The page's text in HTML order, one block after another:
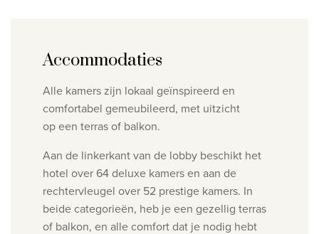
Accommodaties
Alle kamers zijn lokaal geïnspireerd en
comfortabel gemeubileerd, met uitzicht
opeen terras of balkon.
Aan de linkerkant van de lobby beschikt het
hotel over 64 deluxe kamers en aan de
rechtervleugel over 52 prestige kamers. In
beide categorieën, heb je een gezellig terras
of balkon, en allecomfort dat je nodig hebt